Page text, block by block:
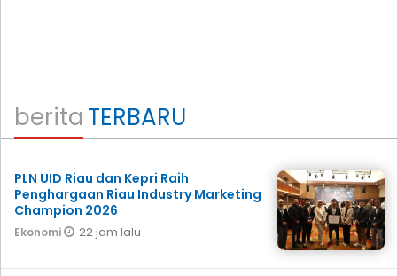
beritaTERBARU
PLN UID Riau dan Kepri Raih
Penghargaan Riau Industry Marketing
Champion 2026
Ekonomi 22 jam lalu